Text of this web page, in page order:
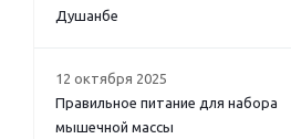
Душанбе
12 октября 2025
Правильное питание для набора
мышечной массы